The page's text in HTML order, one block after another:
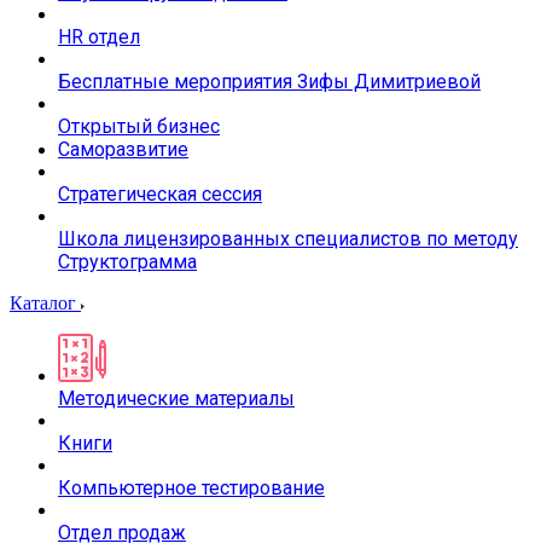
HR отдел
Бесплатные мероприятия Зифы Димитриевой
Открытый бизнес
Саморазвитие
Стратегическая сессия
Школа лицензированных специалистов по методу
Структограмма
Каталог
Методические материалы
Книги
Компьютерное тестирование
Отдел продаж